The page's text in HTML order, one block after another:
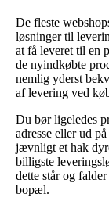
De fleste
løsninger til
at få leveret til en
de nyindkøbte
nemlig yderst
af levering ved
Du bør ligeledes
adresse eller ud
jævnligt et hak
billigste
dette står og
bopæl.